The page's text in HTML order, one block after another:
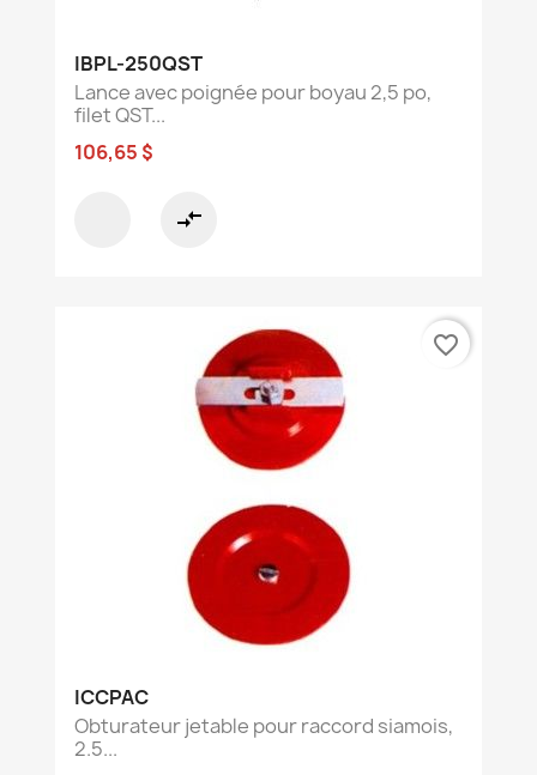
IBPL-250QST
Lance avec poignée pour boyau 2,5 po,
filet QST...
106,65 $
compare_arrows
ICCPAC
Obturateur jetable pour raccord siamois,
2.5...
favorite_border